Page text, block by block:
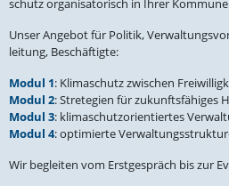
schutz organi­sa­to­risch in Ihrer
Unser Angebot für Politik,
leitung, Beschäftigte:
Modul 1: Klima­schutz zwischen
Modul 2: Stretegien für zukunfts­fä­higes
Modul 3: klima­schutz­ori­en­tiertes
Modul 4: optimierte
Wir begleiten vom Erstge­spräch bis zur